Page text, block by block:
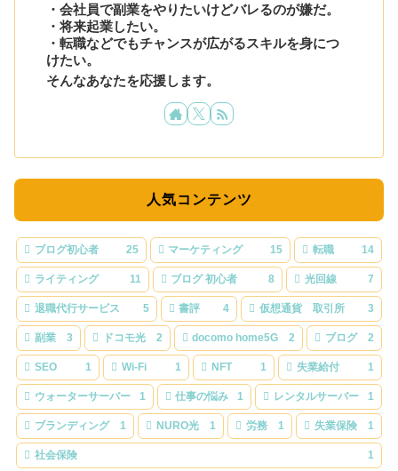
・会社員で副業をやりたいけどバレるのが嫌だ。
・将来起業したい。
・転職などでもチャンスが広がるスキルを身につ
けたい。
そんなあなたを応援します。
人気コンテンツ
ブログ初心者 25 マーケティング 15 転職 14
ライティング 11 ブログ 初心者 8 光回線 7
退職代行サービス 5 書評 4 仮想通貨 取引所 3
副業 3 ドコモ光 2 docomo home5G 2 ブログ 2
SEO 1 Wi-Fi 1 NFT 1 失業給付 1
ウォーターサーバー 1 仕事の悩み 1 レンタルサーバー 1
ブランディング 1 NURO光 1 労務 1 失業保険 1
社会保険 1